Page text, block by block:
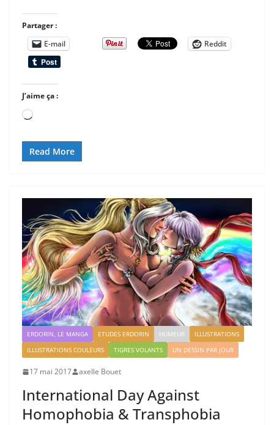
Partager :
E-mail
Reddit
J’aime ça :
Chargement…
Read More
ERDORIN, LE MANGA ETUDES ERDORIN HUMEUR
ILLUSTRATIONS
ILLUSTRATIONS COULEURS
TIGRES VOLANTS UN DESSIN PAR JOUR
17 mai 2017 axelle Bouet
International Day Against
Homophobia & Transphobia